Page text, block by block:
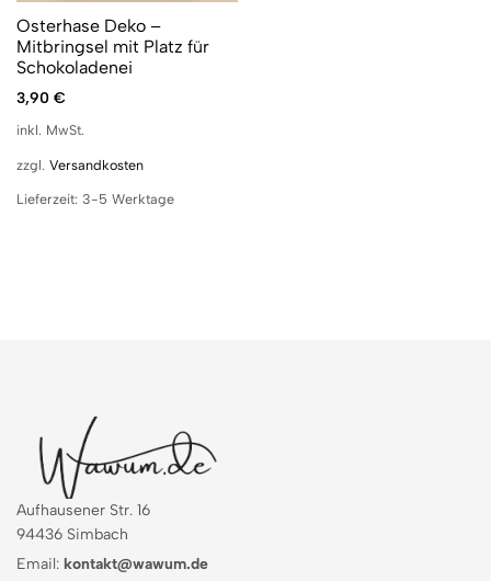
Osterhase Deko –
Mitbringsel mit Platz für
Schokoladenei
3,90 €
inkl. MwSt.
zzgl. Versandkosten
Lieferzeit: 3-5 Werktage
Aufhausener Str. 16
94436 Simbach
Email: kontakt@wawum.de